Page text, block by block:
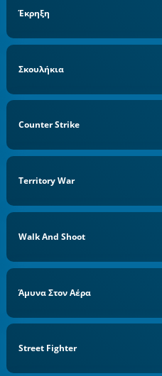
Έκρηξη
Σκουλήκια
Counter Strike
Territory War
Walk And Shoot
Άμυνα Στον Αέρα
Street Fighter